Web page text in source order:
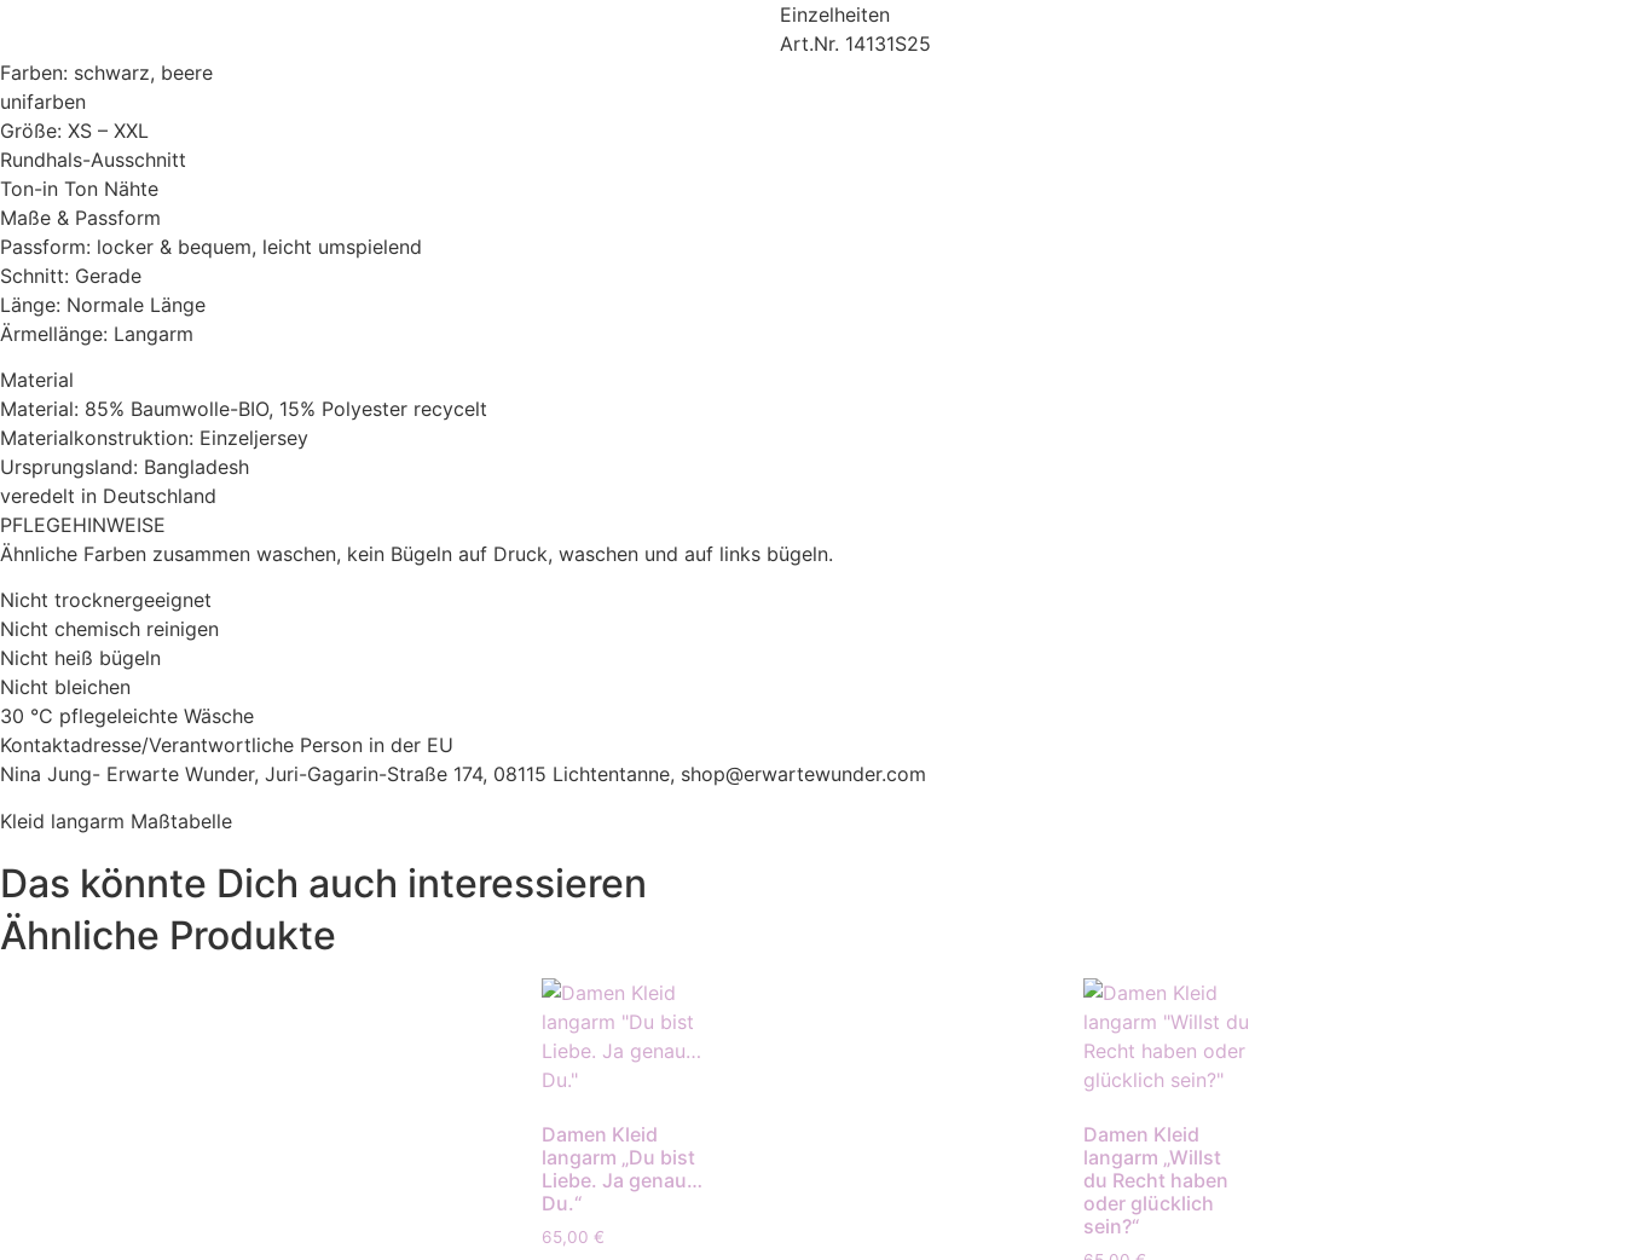
Einzelheiten
Art.Nr. 14131S25
Farben: schwarz, beere
unifarben
Größe: XS – XXL
Rundhals-Ausschnitt
Ton-in Ton Nähte
Maße & Passform
Passform: locker & bequem, leicht umspielend
Schnitt: Gerade
Länge: Normale Länge
Ärmellänge: Langarm
Material
Material: 85% Baumwolle-BIO, 15% Polyester recycelt
Materialkonstruktion: Einzeljersey
Ursprungsland: Bangladesh
veredelt in Deutschland
PFLEGEHINWEISE
Ähnliche Farben zusammen waschen, kein Bügeln auf Druck, waschen und auf links bügeln.
Nicht trocknergeeignet
Nicht chemisch reinigen
Nicht heiß bügeln
Nicht bleichen
30 °C pflegeleichte Wäsche
Kontaktadresse/Verantwortliche Person in der EU
Nina Jung- Erwarte Wunder, Juri-Gagarin-Straße 174, 08115 Lichtentanne, shop@erwartewunder.com
Kleid langarm Maßtabelle
Das könnte Dich auch interessieren
Ähnliche Produkte
Damen Kleid
langarm „Du bist
Liebe. Ja genau…
Du.“
65,00 €
Damen Kleid
langarm „Willst
du Recht haben
oder glücklich
sein?“